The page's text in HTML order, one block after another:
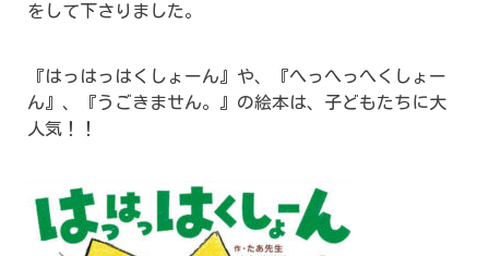
をして下さりました。
『はっはっはくしょーん』や、『へっへっへくしょー
ん』、『うごきません。』の絵本は、子どもたちに大
人気！！